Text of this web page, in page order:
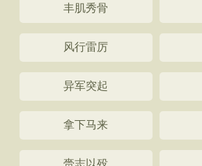
丰肌秀骨
风行雷厉
异军突起
拿下马来